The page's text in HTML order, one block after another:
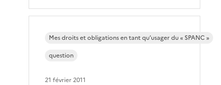
Mes droits et obligations en tant qu’usager du « SPANC »
question
21 février 2011